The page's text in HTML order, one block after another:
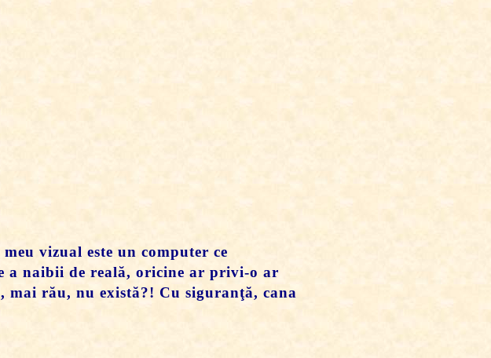
vizual este un computer ce
a naibii de reală, oricine ar privi-o ar
mai rău, nu există?! Cu siguranţă, cana